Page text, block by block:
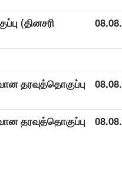
(தினசரி
தரவுத்தொகுப்பு
தரவுத்தொகுப்பு